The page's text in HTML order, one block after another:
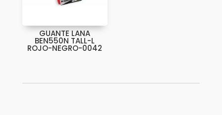
GUANTE LANA
BEN550N TALL-L
ROJO-NEGRO-0042